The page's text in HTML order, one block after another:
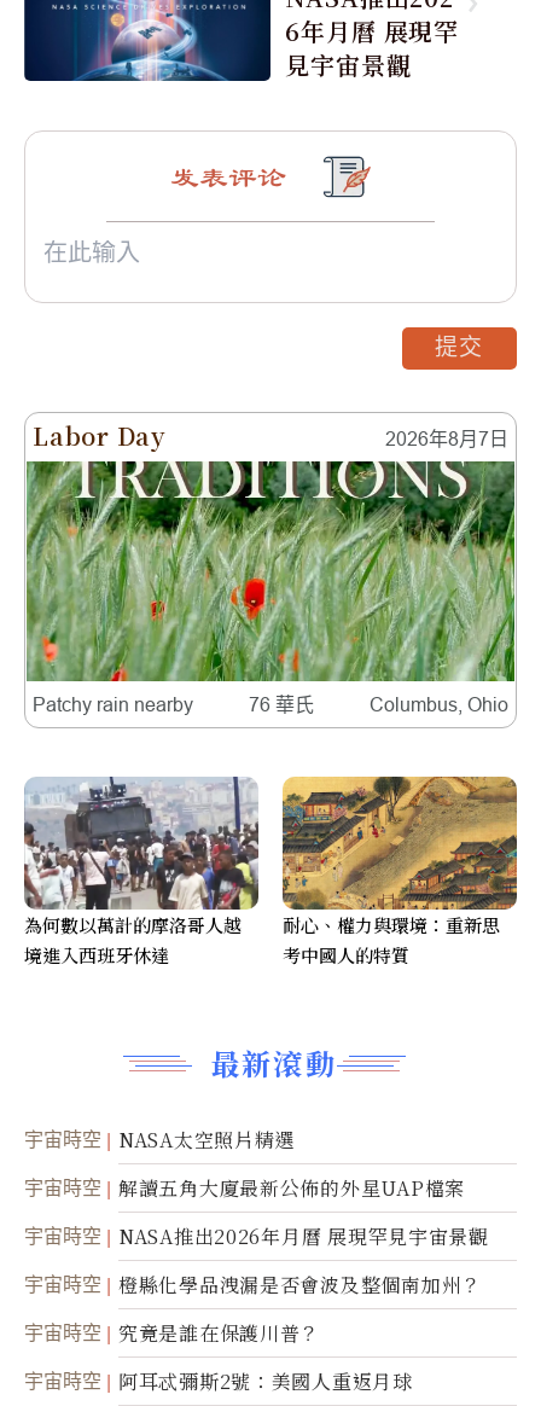
6年月曆 展現罕
見宇宙景觀
Labor Day 2026年8月7日
Patchy rain nearby 76 華氏 Columbus, Ohio
最新滾動
宇宙時空 NASA太空照片精選
宇宙時空 解讀五角大廈最新公佈的外星UAP檔案
宇宙時空 NASA推出2026年月曆 展現罕見宇宙景觀
宇宙時空 橙縣化學品洩漏是否會波及整個南加州？
宇宙時空 究竟是誰在保護川普？
宇宙時空 阿耳忒彌斯2號：美國人重返月球
发表评论
提交
為何數以萬計的摩洛哥人越
境進入西班牙休達
耐心、權力與環境：重新思
考中國人的特質